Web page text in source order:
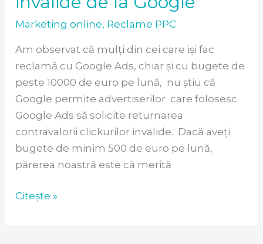
Marketing online, Reclame PPC
Am observat că mulți din cei care iși fac
reclamă cu Google Ads, chiar și cu bugete de
peste 10000 de euro pe lună, nu știu că
Google permite advertiserilor care folosesc
Google Ads să solicite returnarea
contravalorii clickurilor invalide. Dacă aveți
bugete de minim 500 de euro pe lună,
părerea noastră este că merită
Citește »